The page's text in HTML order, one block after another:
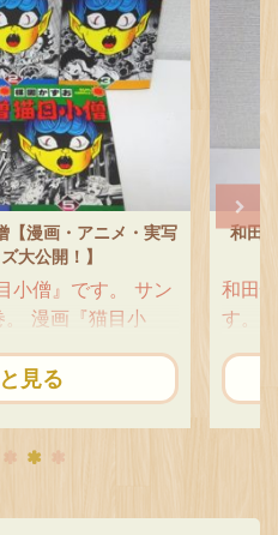
漫画・アニメ・実写
大公開！】
小僧』です。 サン
。 漫画『猫目小
ングコミックス版
ントツです。 ごま
けど、全初版＆ス
）付なの。 ごまう
かずお 全３巻セッ
ングコミックス
見る
和田
和田
す。
めコ
と花
いる
沙』